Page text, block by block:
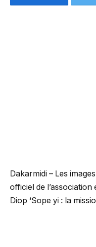
Dakarmidi – Les
officiel de
Diop ‘Sope yi : la